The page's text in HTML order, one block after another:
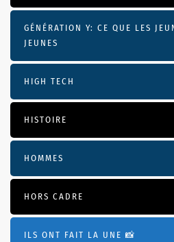
GÉNÉRATION Y: CE QUE LES
JEUNES
HIGH TECH
HISTOIRE
HOMMES
HORS CADRE
ILS ONT FAIT LA UNE 📸